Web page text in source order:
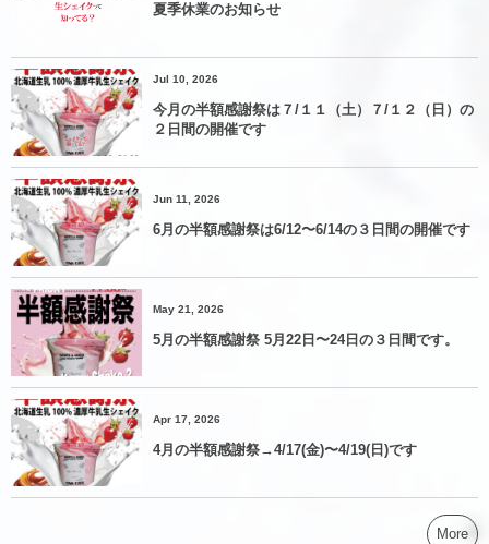
夏季休業のお知らせ
Jul 10, 2026
今月の半額感謝祭は７/１１（土）７/１２（日）の
２日間の開催です
Jun 11, 2026
6月の半額感謝祭は6/12〜6/14の３日間の開催です
May 21, 2026
5月の半額感謝祭 5月22日〜24日の３日間です。
Apr 17, 2026
4月の半額感謝祭→4/17(金)〜4/19(日)です
More